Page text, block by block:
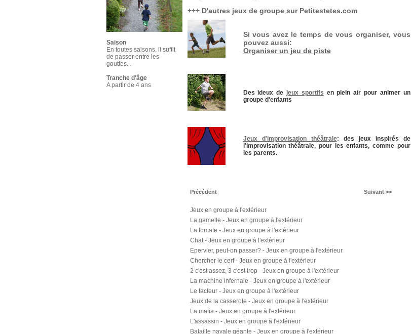
Saison
En toutes saisons, il suffit
de passer entre les
gouttes...
Tranche d'âge
A partir de 4 ans
+++ D'autres jeux de groupe sur Petitestetes.com
Si vous avez le temps de vous organiser, vous
pouvez aussi:
Organiser un jeu de piste
Des ideux de jeux sportifs en plein air pour animer un
groupe d'enfants
Jeux d'improvisation théâtrale: des jeux inspirés de
l'improvisation théâtrale, pour les enfants, comme pour
les parents.
Précédent Suivant >>
Jeux en groupe à l'extérieur
La gamelle - Jeux en groupe à l'extérieur
La tomate - Jeux en groupe à l'extérieur
Chat - Jeux en groupe à l'extérieur
Epervier, peut-on passer? - Jeux en groupe à l'extérieur
Chercher le cerf - Jeux en groupe à l'extérieur
2 c'est assez, 3 c'est trop - Jeux en groupe à l'extérieur
La machine infernale - Jeux en groupe à l'extérieur
Le facteur - Jeux en groupe à l'extérieur
Jeux de la casserole - Jeux en groupe à l'extérieur
La mafia - Jeux en groupe à l'extérieur
L'assassin - Jeux en groupe à l'extérieur
Bataille navale géante - Jeux en groupe à l'extérieur